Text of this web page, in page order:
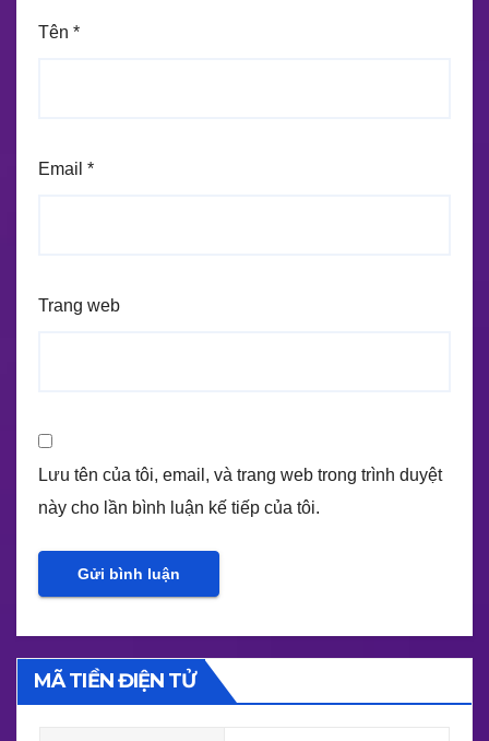
Tên *
Email *
Trang web
Lưu tên của tôi, email, và trang web trong trình duyệt
này cho lần bình luận kế tiếp của tôi.
MÃ TIỀN ĐIỆN TỬ